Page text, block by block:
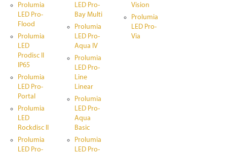
Prolumia
LED Pro-
Flood
Prolumia
LED
Prodisc II
IP65
Prolumia
LED Pro-
Portal
Prolumia
LED
Rockdisc II
Prolumia
LED Pro-
LED Pro-
Bay Multi
Prolumia
LED Pro-
Aqua IV
Prolumia
LED Pro-
Line
Linear
Prolumia
LED Pro-
Aqua
Basic
Prolumia
LED Pro-
Vision
Prolumia
LED Pro-
Via